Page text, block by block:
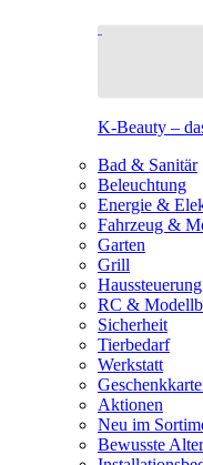
K-Beauty –
Bad & Sanitär
Beleuchtung
Energie &
Fahrzeug &
Garten
Grill
RC &
Sicherheit
Tierbedarf
Werkstatt
Aktionen
Neu im
Bewusste